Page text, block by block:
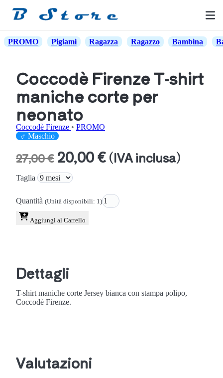
PROMO Pigiami Ragazza Ragazzo Bambina
Coccodè Firenze T-shirt
maniche corte per
neonato
Coccodè Firenze • PROMO
♂ Maschio
27,00 € 20,00 € (IVA inclusa)
Taglia
Quantità (Unità disponibili: 1)
Aggiungi al Carrello
Dettagli
T-shirt maniche corte Jersey bianca con stampa polipo,
Coccodè Firenze.
Valutazioni